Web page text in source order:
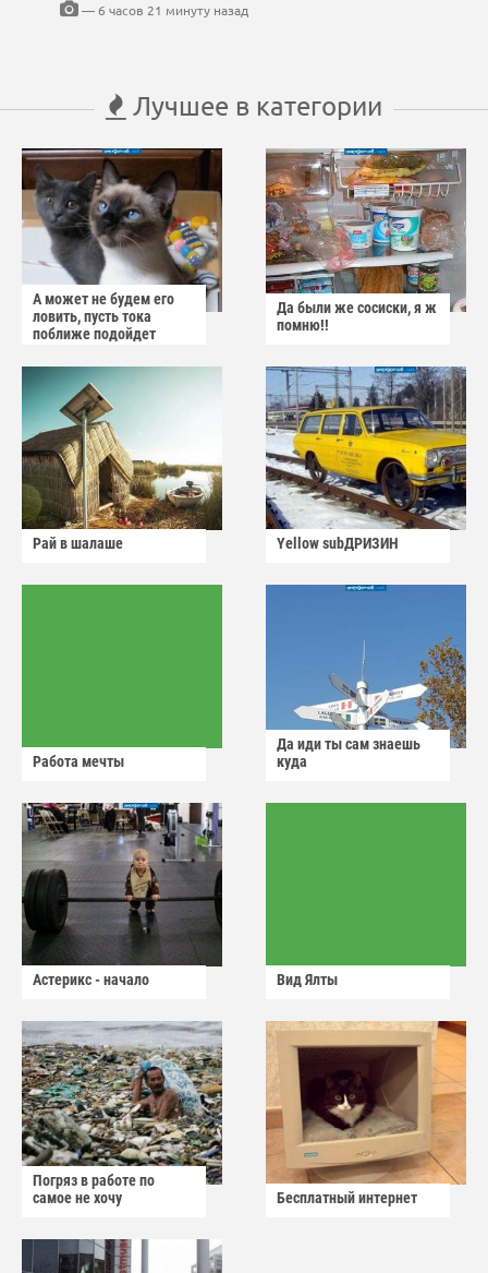
— 6 часов 21 минуту назад
Лучшее в категории
А может не будем его
ловить, пусть тока
поближе подойдет
Да были же сосиски, я ж
помню!!
Рай в шалаше Yellow subДРИЗИН
Работа мечты
Да иди ты сам знаешь
куда
Астерикс - начало Вид Ялты
Погряз в работе по
самое не хочу
Бесплатный интернет